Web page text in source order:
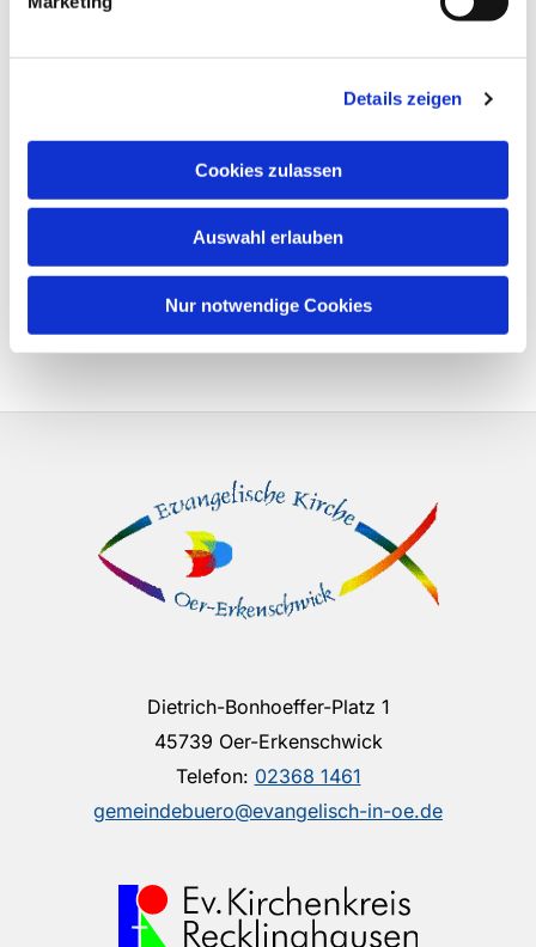
Details zeigen
Cookies zulassen
Auswahl erlauben
Nur notwendige Cookies
Dietrich-Bonhoeffer-Platz 1
45739 Oer-Erkenschwick
Telefon: 02368 1461
gemeindebuero@evangelisch-in-oe.de